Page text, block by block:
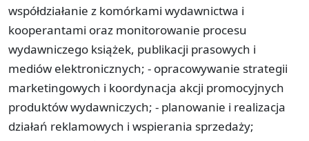
współdziałanie z komórkami wydawnictwa i
kooperantami oraz monitorowanie procesu
wydawniczego książek, publikacji prasowych i
mediów elektronicznych; - opracowywanie strategii
marketingowych i koordynacja akcji promocyjnych
produktów wydawniczych; - planowanie i realizacja
działań reklamowych i wspierania sprzedaży;